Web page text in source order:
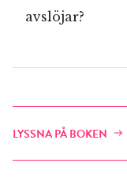
avslöjar?
LYSSNA PÅ BOKEN